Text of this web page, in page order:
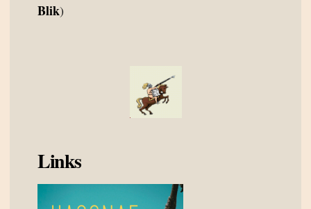
Blik)
Links